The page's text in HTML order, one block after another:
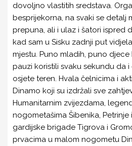
PSIHOLOŠKA POMOĆ
PREVLADAVANJU STRESA
POTRESOM
SPORTSKE AKTIVNOSTI
PROGRAM JAVNIH
ZAVOD ZA VJEŠTAČENJE
DRUŠTVENO KORISTAN
SANACIJA PROSTORA
dovoljno vlastitih sredstava.
besprijekorna, na svaki se detalj
prepuna, ali i ulaz i šatori ispred
kad sam u Sisku zadnji put
mjestu. Puno mladih, puno djece
pauzi koristili svaku sekundu da
osjete teren. Hvala čelnicima i
Dinamo koji su izdržali sve
Humanitarnim zvijezdama,
nogometašima Šibenika, Petrinje
gardijske brigade Tigrova i
prvacima u malom nogometu